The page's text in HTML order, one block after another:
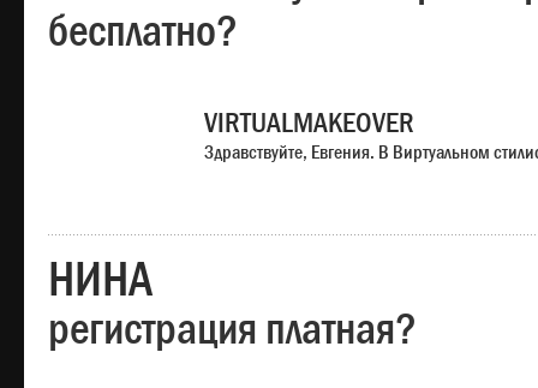
бесплатно?
VIRTUALMAKEOVER
Здравствуйте, Евгения. В Виртуальном
НИНА
регистрация платная?